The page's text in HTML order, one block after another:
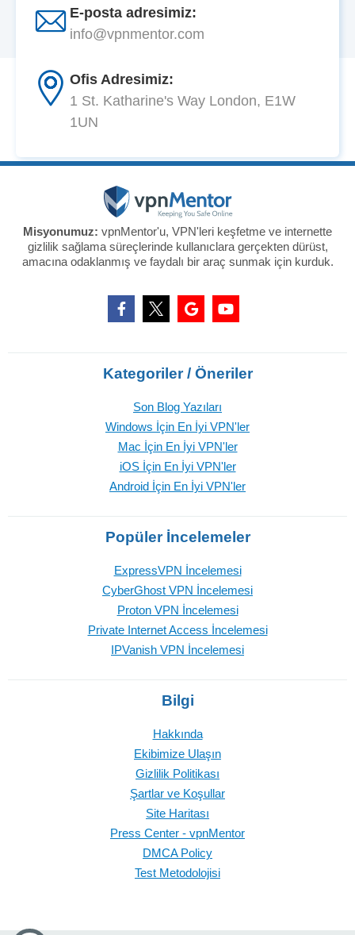
E-posta adresimiz:
info@vpnmentor.com
Ofis Adresimiz:
1 St. Katharine's Way London, E1W
1UN
Misyonumuz: vpnMentor'u, VPN'leri keşfetme ve internette
gizlilik sağlama süreçlerinde kullanıclara gerçekten dürüst,
amacına odaklanmış ve faydalı bir araç sunmak için kurduk.
Kategoriler / Öneriler
Son Blog Yazıları
Windows İçin En İyi VPN'ler
Mac İçin En İyi VPN'ler
iOS İçin En İyi VPN'ler
Android İçin En İyi VPN'ler
Popüler İncelemeler
ExpressVPN İncelemesi
CyberGhost VPN İncelemesi
Proton VPN İncelemesi
Private Internet Access İncelemesi
IPVanish VPN İncelemesi
Bilgi
Hakkında
Ekibimize Ulaşın
Gizlilik Politikası
Şartlar ve Koşullar
Site Haritası
Press Center - vpnMentor
DMCA Policy
Test Metodolojisi